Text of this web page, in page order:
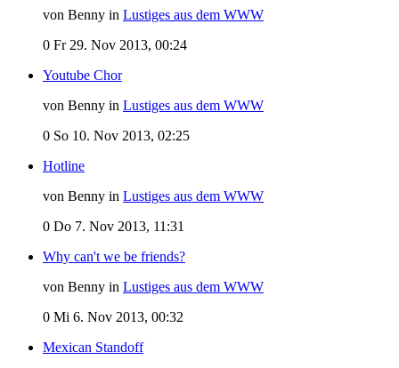
von Benny in Lustiges aus dem WWW
0 Fr 29. Nov 2013, 00:24
Youtube Chor
von Benny in Lustiges aus dem WWW
0 So 10. Nov 2013, 02:25
Hotline
von Benny in Lustiges aus dem WWW
0 Do 7. Nov 2013, 11:31
Why can't we be friends?
von Benny in Lustiges aus dem WWW
0 Mi 6. Nov 2013, 00:32
Mexican Standoff